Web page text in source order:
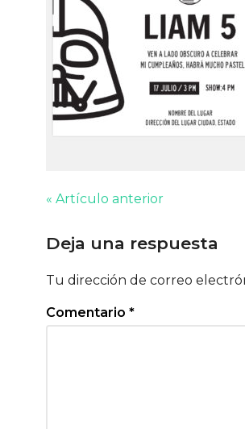
« Artículo anterior
Deja una respuesta
Tu dirección de correo
Comentario *